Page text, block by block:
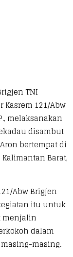
TNI
Kasrem 121/Abw
melaksanakan
disambut
bertempat di
Barat,
Abw Brigjen
itu untuk
menjalin
dalam
masing.